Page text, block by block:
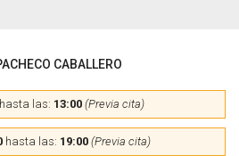
CABALLERO
hasta las: 13:00 (Previa cita)
hasta las: 19:00 (Previa cita)